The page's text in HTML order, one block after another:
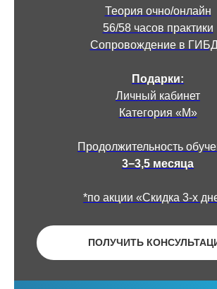
Теория очно/онлайн
56/58 часов практики
Сопровождение в
Подарки:
Личный кабинет
Категория «М»
Продолжительность
3−3,5 месяца
*по акции «Скидка 3-х
ПОЛУЧИТЬ